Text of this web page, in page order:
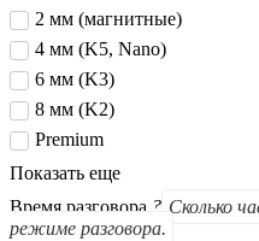
2 мм (магнитные)
4 мм (K5, Nano)
6 мм (K3)
8 мм (K2)
Premium
Показать еще
Время разговора ? Сколько
режиме разговора.